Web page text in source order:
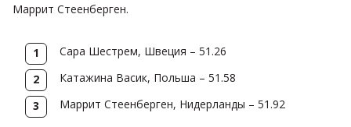
Маррит Стеенберген.
Сара Шестрем, Швеция – 51.26
Катажина Васик, Польша – 51.58
Маррит Стеенберген, Нидерланды – 51.92